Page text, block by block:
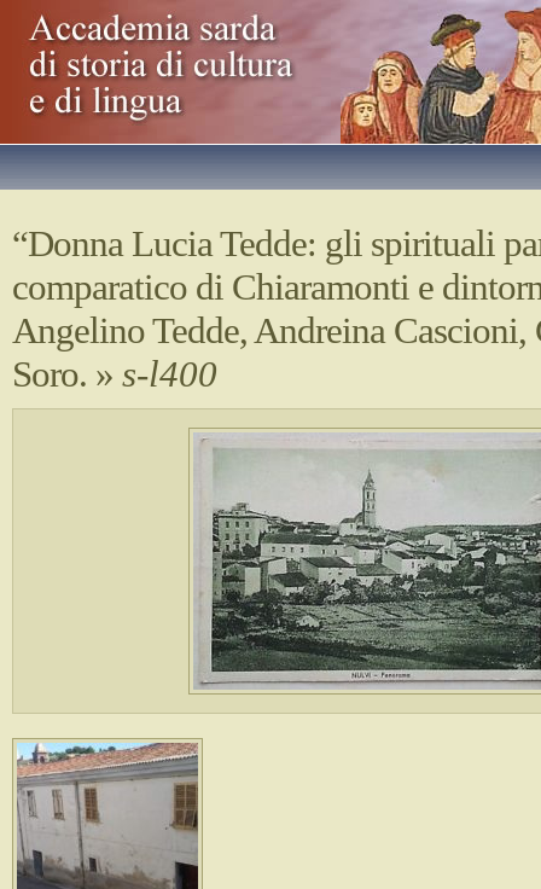
“Donna Lucia Tedde: gli spirituali
comparatico di Chiaramonti e
Angelino Tedde, Andreina
Soro. » s-l400